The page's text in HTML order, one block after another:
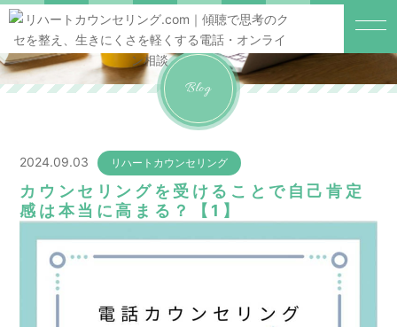
Blog
2024.09.03 リハートカウンセリング
カウンセリングを受けることで自己肯定
感は本当に高まる？【1】